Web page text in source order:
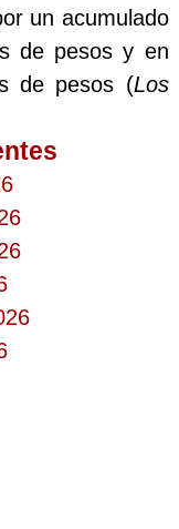
un acumulado
de pesos y en
de pesos (Los